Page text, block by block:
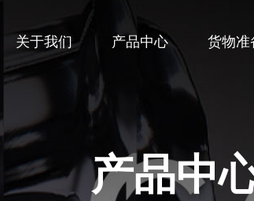
关于我们 产品中心 货物准
产品中